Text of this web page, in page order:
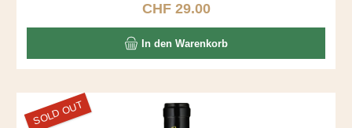
Regulärer Preis:
CHF 29.00
In den Warenkorb
SOLD OUT